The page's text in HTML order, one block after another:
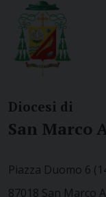
Diocesi di
San Marco
Piazza Duomo 6
87018 San Marco